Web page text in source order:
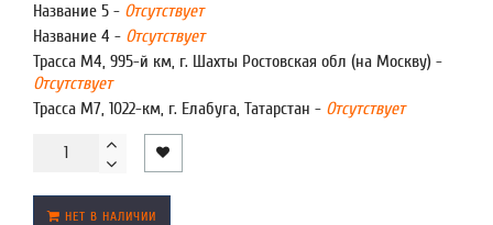
Название 5 - Отсутствует
Название 4 - Отсутствует
Трасса М4, 995-й км, г. Шахты Ростовская обл (на Москву) -
Отсутствует
Трасса М7, 1022-км, г. Елабуга, Татарстан - Отсутствует
НЕТ В НАЛИЧИИ